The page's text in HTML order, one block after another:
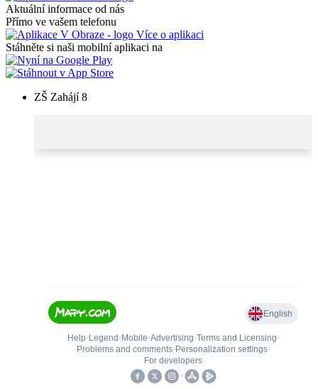
Aktuální informace od nás
Přímo ve vašem telefonu
Více o aplikaci
Stáhněte si naši mobilní aplikaci na
ZŠ Zahájí 8